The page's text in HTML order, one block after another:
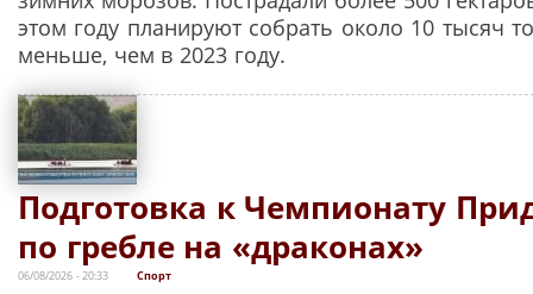
этом году планируют собрать около 10 тысяч
меньше, чем в 2023 году.
Подготовка к Чемпионату
по гребле на «драконах»
06/08/2026 - 20:33 Спорт